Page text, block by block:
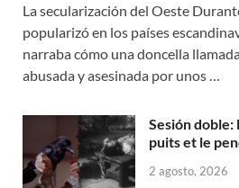
La secularización del Oeste
popularizó en los países
narraba cómo una doncella
abusada y asesinada por unos …
Sesión doble:
puits et le
2 agosto, 2026